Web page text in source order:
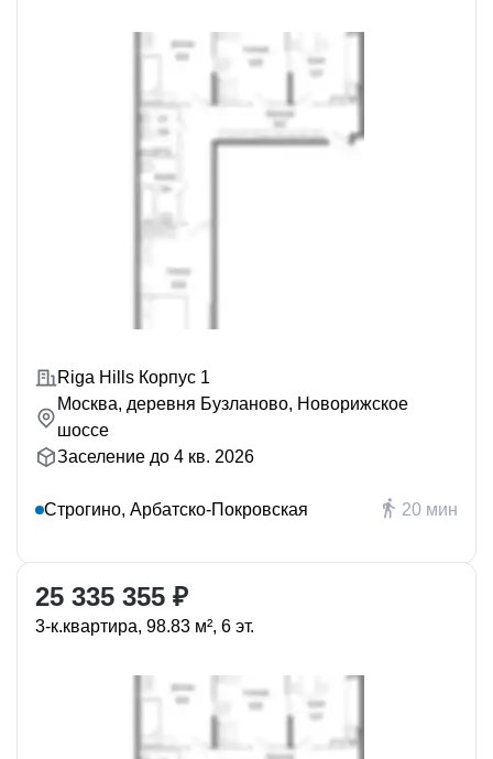
Riga Hills Корпус 1
Москва, деревня Бузланово, Новорижское
шоссе
Заселение до 4 кв. 2026
Строгино, Арбатско-Покровская 20 мин
25 335 355 ₽
3-к.квартира, 98.83 м², 6 эт.